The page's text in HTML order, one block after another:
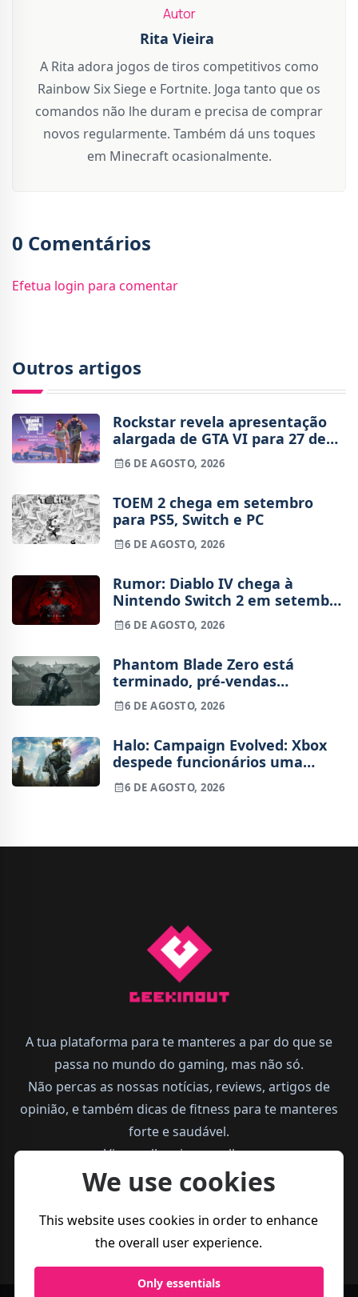
Autor
Rita Vieira
A Rita adora jogos de tiros competitivos como
Rainbow Six Siege e Fortnite. Joga tanto que os
comandos não lhe duram e precisa de comprar
novos regularmente. Também dá uns toques
em Minecraft ocasionalmente.
0 Comentários
Efetua login para comentar
Outros artigos
Rockstar revela apresentação
alargada de GTA VI para 27 de
agosto
6 DE AGOSTO, 2026
TOEM 2 chega em setembro
para PS5, Switch e PC
6 DE AGOSTO, 2026
Rumor: Diablo IV chega à
Nintendo Switch 2 em setembro
e vai custar o preço de um jogo
novo
6 DE AGOSTO, 2026
Phantom Blade Zero está
terminado, pré-vendas
começam na próxima semana
6 DE AGOSTO, 2026
Halo: Campaign Evolved: Xbox
despede funcionários uma
semana após o lançamento
6 DE AGOSTO, 2026
A tua plataforma para te manteres a par do que se
passa no mundo do gaming, mas não só.
Não percas as nossas notícias, reviews, artigos de
opinião, e também dicas de fitness para te manteres
forte e saudável.
Vive melhor, joga melhor.
We use cookies
This website uses cookies in order to enhance
the overall user experience.
Only essentials